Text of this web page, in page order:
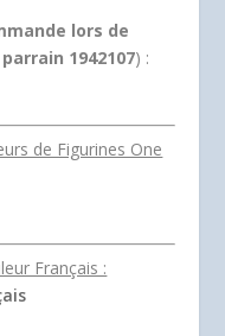
lors de
1942107) :
de Figurines One
Français :